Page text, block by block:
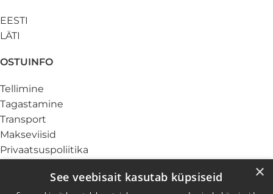
EESTI
LÄTI
OSTUINFO
Tellimine
Tagastamine
Transport
Makseviisid
Privaatsuspoliitika
TEENUSED
×
See veebisait kasutab küpsiseid